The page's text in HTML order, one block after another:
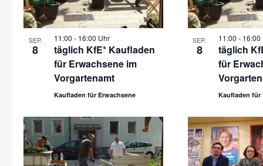
SEP.
8
11:00 - 16:00 Uhr
täglich KfE* Kaufladen
für Erwachsene im
Vorgartenamt
Kaufladen für Erwachsene
SEP.
8
11:00 - 16:00
täglich
für
Kaufladen für